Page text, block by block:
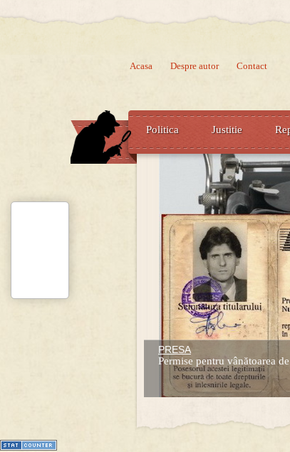
Acasa Despre autor Contact
Politica Justitie
PRESA
Permise pentru vânătoarea
Prima mea carte publicata
Averea Presedintelui: prima